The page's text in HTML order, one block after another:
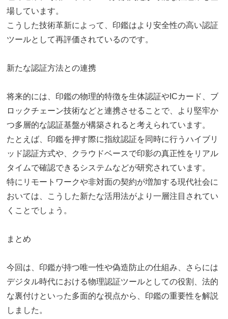
場しています。
こうした技術革新によって、印鑑はより安全性の高い認証
ツールとして再評価されているのです。
新たな認証方法との連携
将来的には、印鑑の物理的特徴を生体認証やICカード、ブ
ロックチェーン技術などと連携させることで、より堅牢か
つ多層的な認証基盤が構築されると考えられています。
たとえば、印鑑を押す際に指紋認証を同時に行うハイブリ
ッド認証方式や、クラウドベースで印影の真正性をリアル
タイムで確認できるシステムなどが研究されています。
特にリモートワークや非対面の契約が増加する現代社会に
おいては、こうした新たな活用法がより一層注目されてい
くことでしょう。
まとめ
今回は、印鑑が持つ唯一性や偽造防止の仕組み、さらには
デジタル時代における物理認証ツールとしての役割、法的
な裏付けといった多面的な視点から、印鑑の重要性を解説
しました。